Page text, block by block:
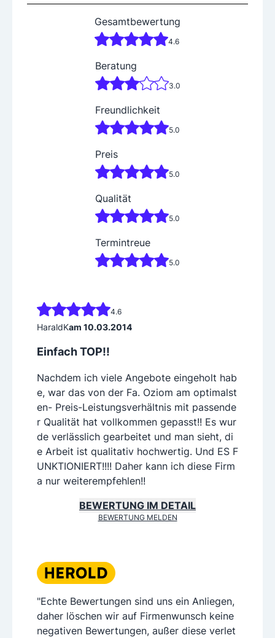
Gesamtbewertung
4.6
Beratung
3.0
Freundlichkeit
5.0
Preis
5.0
Qualität
5.0
Termintreue
5.0
4.6
HaraldKam 10.03.2014
Einfach TOP!!
Nachdem ich viele Angebote eingeholt hab
e, war das von der Fa. Oziom am optimalst
en- Preis-Leistungsverhältnis mit passende
r Qualität hat vollkommen gepasst!! Es wur
de verlässlich gearbeitet und man sieht, di
e Arbeit ist qualitativ hochwertig. Und ES F
UNKTIONIERT!!!! Daher kann ich diese Firm
a nur weiterempfehlen!!
BEWERTUNG IM DETAIL
BEWERTUNG MELDEN
"Echte Bewertungen sind uns ein Anliegen,
daher löschen wir auf Firmenwunsch keine
negativen Bewertungen, außer diese verlet